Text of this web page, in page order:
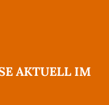
AKTUELL IM